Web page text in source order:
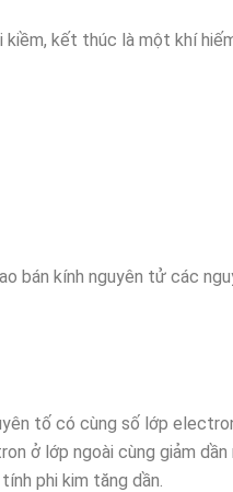
kết thúc là một khí
bán kính nguyên tử các
tố có cùng số lớp
ở lớp ngoài cùng giảm
phi kim tăng dần.